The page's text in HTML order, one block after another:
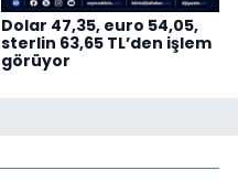
Dolar 47,35, euro 54,05,
sterlin 63,65 TL’den işlem
görüyor